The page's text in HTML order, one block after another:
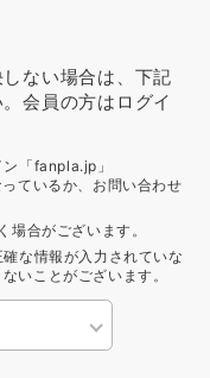
ない場合は、下記
会員の方はログイ
「fanpla.jp」
ているか、お問い合わせ
場合がございます。
な情報が入力されていな
いことがございます。